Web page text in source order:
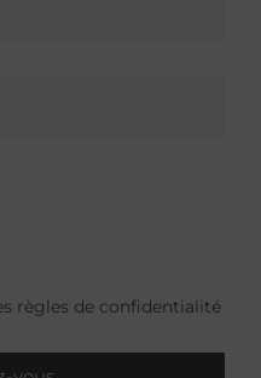
règles de confidentialité